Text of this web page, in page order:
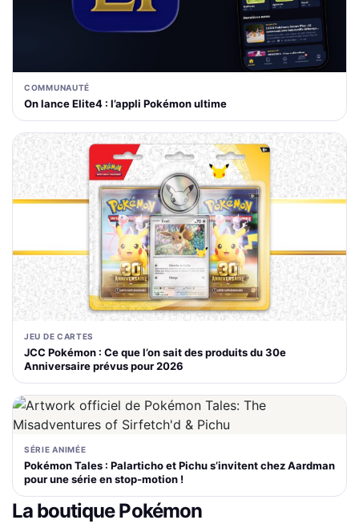
COMMUNAUTÉ
On lance Elite4 : l’appli Pokémon ultime
JEU DE CARTES
JCC Pokémon : Ce que l’on sait des produits du 30e
Anniversaire prévus pour 2026
SÉRIE ANIMÉE
Pokémon Tales : Palarticho et Pichu s’invitent chez Aardman
pour une série en stop-motion !
La boutique Pokémon